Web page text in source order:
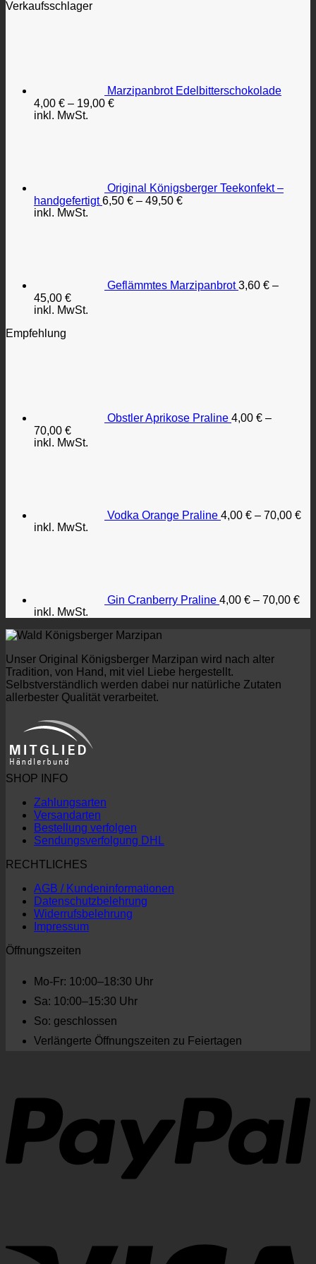
Verkaufsschlager
Marzipanbrot Edelbitterschokolade
4,00 € – 19,00 €
inkl. MwSt.
Original Königsberger Teekonfekt –
handgefertigt 6,50 € – 49,50 €
inkl. MwSt.
Geflämmtes Marzipanbrot 3,60 € –
45,00 €
inkl. MwSt.
Empfehlung
Obstler Aprikose Praline 4,00 € –
70,00 €
inkl. MwSt.
Vodka Orange Praline 4,00 € – 70,00 €
inkl. MwSt.
Gin Cranberry Praline 4,00 € – 70,00 €
inkl. MwSt.
Unser Original Königsberger Marzipan wird nach alter
Tradition, von Hand, mit viel Liebe hergestellt.
Selbstverständlich werden dabei nur natürliche Zutaten
allerbester Qualität verarbeitet.
SHOP INFO
Zahlungsarten
Versandarten
Bestellung verfolgen
Sendungsverfolgung DHL
RECHTLICHES
AGB / Kundeninformationen
Datenschutzbelehrung
Widerrufsbelehrung
Impressum
Öffnungszeiten
Mo-Fr: 10:00–18:30 Uhr
Sa: 10:00–15:30 Uhr
So: geschlossen
Verlängerte Öffnungszeiten zu Feiertagen